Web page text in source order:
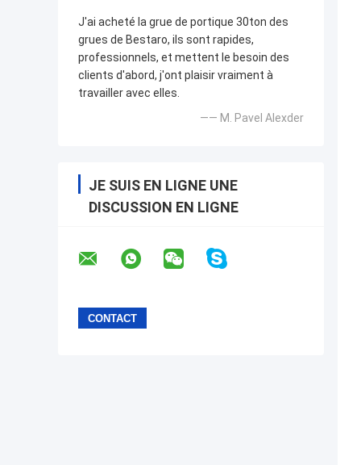
J'ai acheté la grue de portique 30ton des
grues de Bestaro, ils sont rapides,
professionnels, et mettent le besoin des
clients d'abord, j'ont plaisir vraiment à
travailler avec elles.
—— M. Pavel Alexder
JE SUIS EN LIGNE UNE
DISCUSSION EN LIGNE